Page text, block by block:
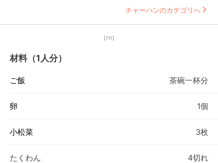
チャーハンのカテゴリへ
【PR】
材料（1人分）
ご飯 茶碗一杯分
卵 1個
小松菜 3枚
たくわん 4切れ